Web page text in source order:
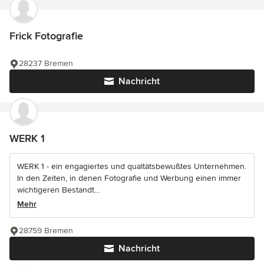
Frick Fotografie
Nachricht
28237 Bremen
WERK 1
WERK 1 - ein engagiertes und qualtätsbewußtes Unternehmen.
In den Zeiten, in denen Fotografie und Werbung einen immer
wichtigeren Bestandt...
Mehr
Nachricht
28759 Bremen